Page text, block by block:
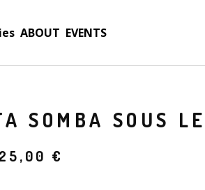
ABOUT EVENTS
SOMBA SOUS
25,00 €